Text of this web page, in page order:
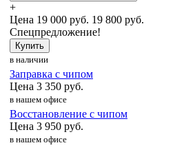
+
Цена 19 000 руб. 19 800 руб.
Спецпредложение!
Купить
в наличии
Заправка с чипом
Цена 3 350 руб.
в нашем офисе
Восстановление с чипом
Цена 3 950 руб.
в нашем офисе